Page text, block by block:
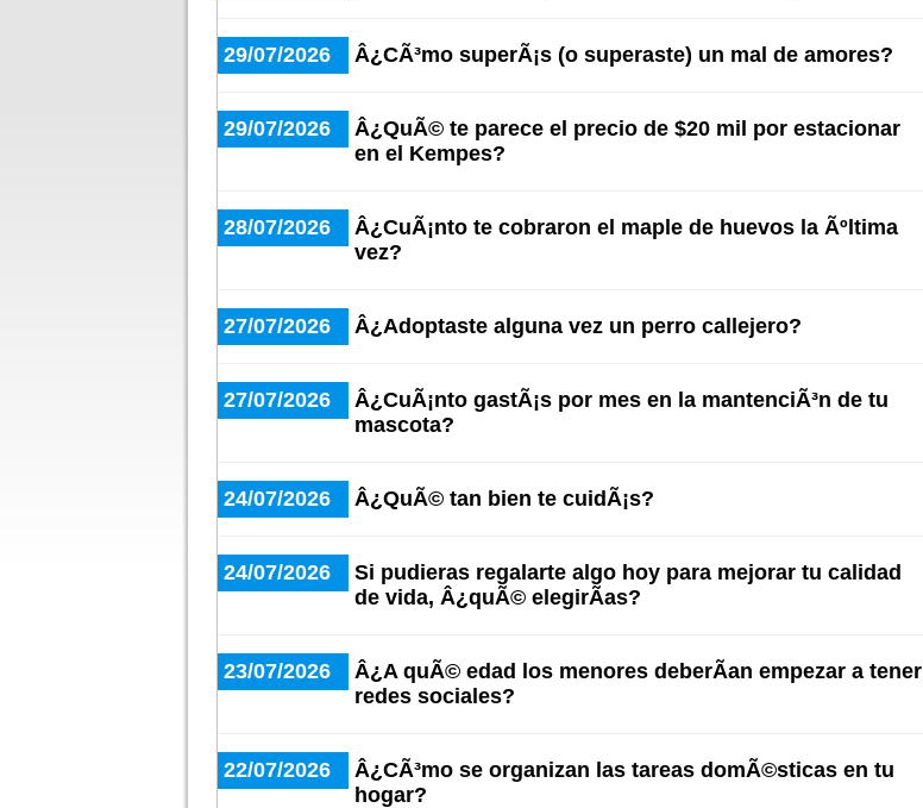
29/07/2026 Â¿CÃ³mo superÃ¡s (o superaste) un mal de amores?
29/07/2026
Â¿QuÃ© te parece el precio de $20 mil por estacionar
en el Kempes?
28/07/2026
Â¿CuÃ¡nto te cobraron el maple de huevos la Ãºltima
vez?
27/07/2026 Â¿Adoptaste alguna vez un perro callejero?
27/07/2026
Â¿CuÃ¡nto gastÃ¡s por mes en la mantenciÃ³n de tu
mascota?
24/07/2026 Â¿QuÃ© tan bien te cuidÃ¡s?
24/07/2026
Si pudieras regalarte algo hoy para mejorar tu calidad
de vida, Â¿quÃ© elegirÃ­as?
23/07/2026
Â¿A quÃ© edad los menores deberÃ­an empezar a tener
redes sociales?
22/07/2026
Â¿CÃ³mo se organizan las tareas domÃ©sticas en tu
hogar?